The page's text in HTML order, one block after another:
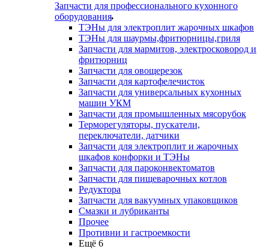
Запчасти для профессионального кухонного
оборудования
ТЭНы для электроплит жарочных шкафов
ТЭНы для шаурмы,фритюрницы,гриля
Запчасти для мармитов, электросковород и
фритюрниц
Запчасти для овощерезок
Запчасти для картофелечисток
Запчасти для универсальных кухонных
машин УКМ
Запчасти для промышленных мясорубок
Терморегуляторы, пускатели,
переключатели, датчики
Запчасти для электроплит и жарочных
шкафов конфорки и ТЭНы
Запчасти для пароконвектоматов
Запчасти для пищеварочных котлов
Редуктора
Запчасти для вакуумных упаковщиков
Смазки и лубриканты
Прочее
Противни и гастроемкости
Ещё 6